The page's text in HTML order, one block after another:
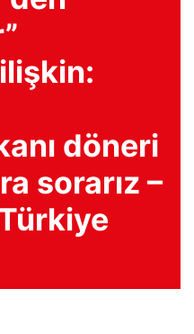
döneri
sorarız –